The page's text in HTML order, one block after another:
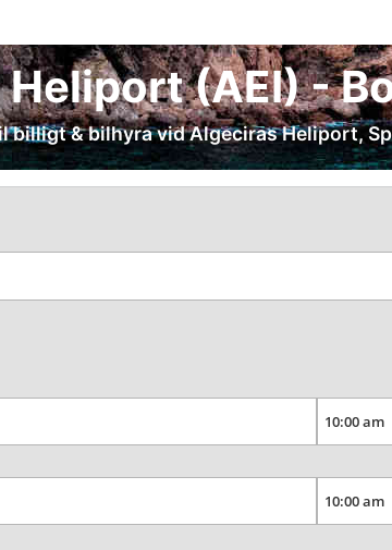
(AEI) -
billigt & bilhyra vid Algeciras Heliport,